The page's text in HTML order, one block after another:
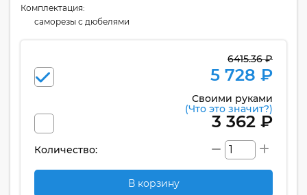
Комплектация:
cаморезы с дюбелями
6415.36 ₽
5 728 ₽
Своими руками
(Что это значит?)
3 362 ₽
Количество:
В корзину